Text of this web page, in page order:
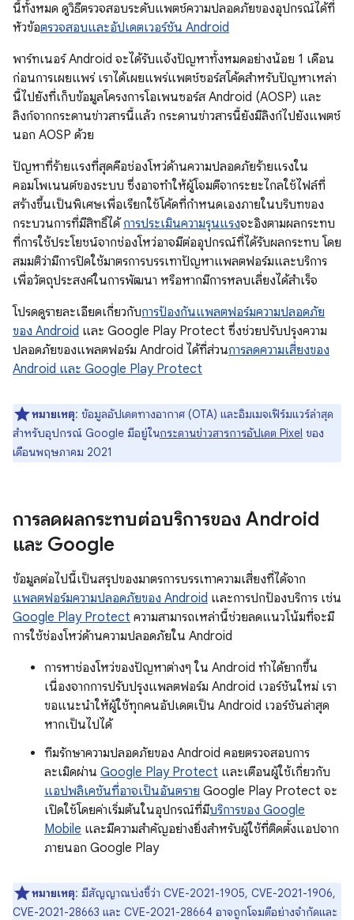
นี้ทั้งหมด ดูวิธีตรวจสอบระดับแพตช์ความปลอดภัยของอุปกรณ์ได้ที่
หัวข้อตรวจสอบและอัปเดตเวอร์ชัน Android
พาร์ทเนอร์ Android จะได้รับแจ้งปัญหาทั้งหมดอย่างน้อย 1 เดือน
ก่อนการเผยแพร่ เราได้เผยแพร่แพตช์ซอร์สโค้ดสำหรับปัญหาเหล่า
นี้ไปยังที่เก็บข้อมูลโครงการโอเพนซอร์ส Android (AOSP) และ
ลิงก์จากกระดานข่าวสารนี้แล้ว กระดานข่าวสารนี้ยังมีลิงก์ไปยังแพตช์
นอก AOSP ด้วย
ปัญหาที่ร้ายแรงที่สุดคือช่องโหว่ด้านความปลอดภัยร้ายแรงใน
คอมโพเนนต์ของระบบ ซึ่งอาจทำให้ผู้โจมตีจากระยะไกลใช้ไฟล์ที่
สร้างขึ้นเป็นพิเศษเพื่อเรียกใช้โค้ดที่กำหนดเองภายในบริบทของ
กระบวนการที่มีสิทธิ์ได้การประเมินความรุนแรงจะอิงตามผลกระทบ
ที่การใช้ประโยชน์จากช่องโหว่อาจมีต่ออุปกรณ์ที่ได้รับผลกระทบ โดย
สมมติว่ามีการปิดใช้มาตรการบรรเทาปัญหาแพลตฟอร์มและบริการ
เพื่อวัตถุประสงค์ในการพัฒนา หรือหากมีการหลบเลี่ยงได้สําเร็จ
โปรดดูรายละเอียดเกี่ยวกับการป้องกันแพลตฟอร์มความปลอดภัย
ของ Android และ Google Play Protect ซึ่งช่วยปรับปรุงความ
ปลอดภัยของแพลตฟอร์ม Android ได้ที่ส่วนการลดความเสี่ยงของ
Android และ Google Play Protect
หมายเหตุ: ข้อมูลอัปเดตทางอากาศ (OTA) และอิมเมจเฟิร์มแวร์ล่าสุด
สำหรับอุปกรณ์ Google มีอยู่ในกระดานข่าวสารการอัปเดต Pixel ของ
เดือนพฤษภาคม 2021
การลดผลกระทบต่อบริการของ Android
และ Google
ข้อมูลต่อไปนี้เป็นสรุปของมาตรการบรรเทาความเสี่ยงที่ได้จาก
แพลตฟอร์มความปลอดภัยของ Android และการปกป้องบริการ เช่น
Google Play Protect ความสามารถเหล่านี้ช่วยลดแนวโน้มที่จะมี
การใช้ช่องโหว่ด้านความปลอดภัยใน Android
การหาช่องโหว่ของปัญหาต่างๆ ใน Android ทำได้ยากขึ้น
เนื่องจากการปรับปรุงแพลตฟอร์ม Android เวอร์ชันใหม่ เรา
ขอแนะนำให้ผู้ใช้ทุกคนอัปเดตเป็น Android เวอร์ชันล่าสุด
หากเป็นไปได้
ทีมรักษาความปลอดภัยของ Android คอยตรวจสอบการ
ละเมิดผ่าน Google Play Protect และเตือนผู้ใช้เกี่ยวกับ
แอปพลิเคชันที่อาจเป็นอันตราย Google Play Protect จะ
เปิดใช้โดยค่าเริ่มต้นในอุปกรณ์ที่มีบริการของ Google
Mobile และมีความสำคัญอย่างยิ่งสำหรับผู้ใช้ที่ติดตั้งแอปจาก
ภายนอก Google Play
หมายเหตุ: มีสัญญาณบ่งชี้ว่า CVE-2021-1905, CVE-2021-1906,
CVE-2021-28663 และ CVE-2021-28664 อาจถูกโจมตีอย่างจำกัดและ